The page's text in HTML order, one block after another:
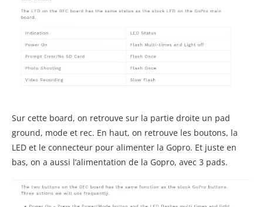
Sur cette board, on retrouve sur la partie droite un pad
ground, mode et rec. En haut, on retrouve les boutons, la
LED et le connecteur pour alimenter la Gopro. Et juste en
bas, on a aussi l’alimentation de la Gopro, avec 3 pads.